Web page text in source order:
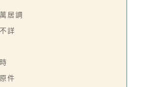
萬居調
不詳
原件